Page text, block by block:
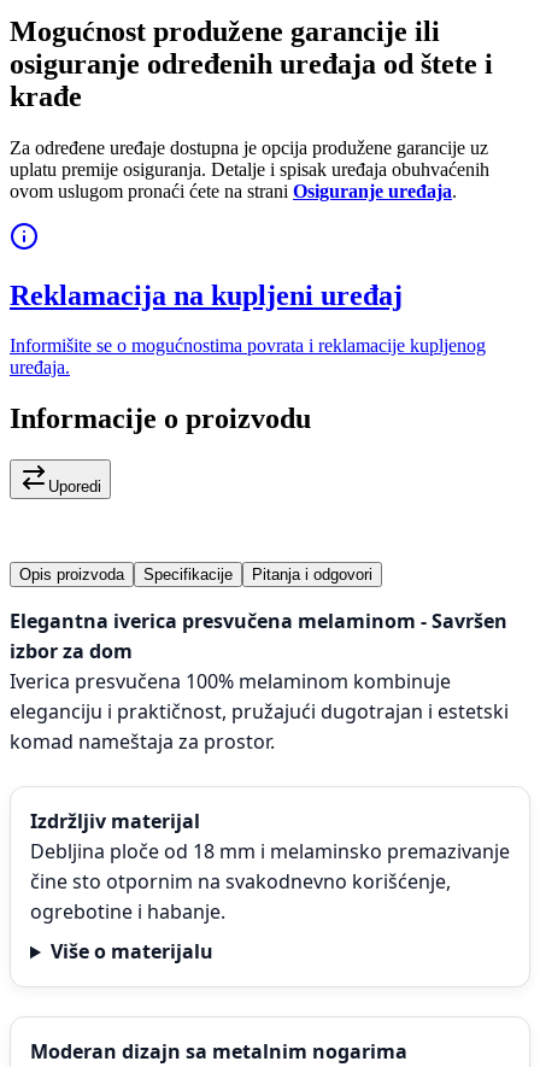
Mogućnost produžene garancije ili
osiguranje određenih uređaja od štete i
krađe
Za određene uređaje dostupna je opcija produžene garancije uz
uplatu premije osiguranja. Detalje i spisak uređaja obuhvaćenih
ovom uslugom pronaći ćete na strani Osiguranje uređaja.
Reklamacija na kupljeni uređaj
Informišite se o mogućnostima povrata i reklamacije kupljenog
uređaja.
Informacije o proizvodu
Uporedi
Opis proizvoda Specifikacije Pitanja i odgovori
Elegantna iverica presvučena melaminom - Savršen
izbor za dom
Iverica presvučena 100% melaminom kombinuje
eleganciju i praktičnost, pružajući dugotrajan i estetski
komad nameštaja za prostor.
Izdržljiv materijal
Debljina ploče od 18 mm i melaminsko premazivanje
čine sto otpornim na svakodnevno korišćenje,
ogrebotine i habanje.
Više o materijalu
Moderan dizajn sa metalnim nogarima